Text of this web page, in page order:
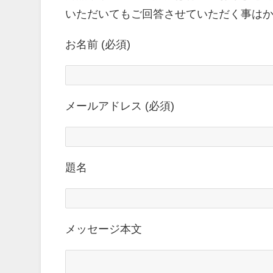
いただいてもご回答させていただく事はか
お名前 (必須)
メールアドレス (必須)
題名
メッセージ本文